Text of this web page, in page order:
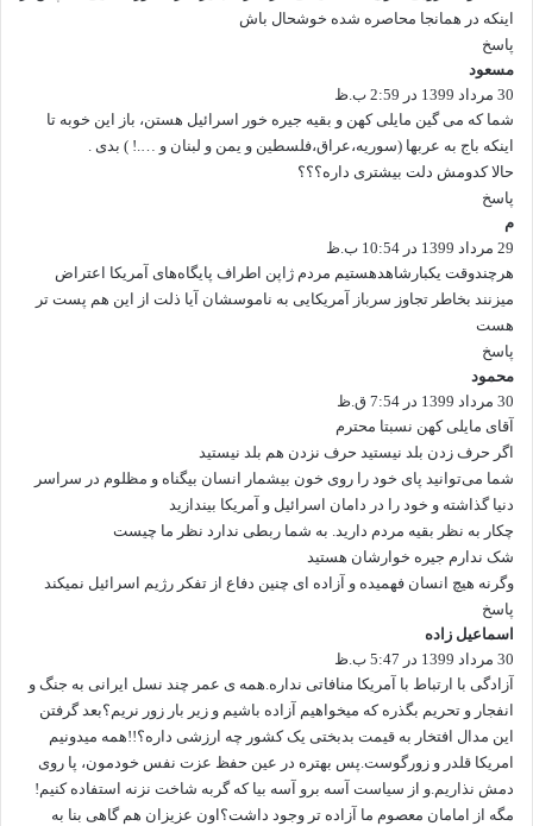
اینکه در همانجا محاصره شده خوشحال باش
پاسخ
مسعود
ف
ت
:
30 مرداد 1399 در 2:59 ب.ظ
شما که می گین مایلی کهن و بقیه جیره خور اسرائیل هستن، باز این خوبه تا
اینکه باج به عربها (سوریه،عراق،فلسطین و یمن و لبنان و ….! ) بدی .
حالا کدومش دلت بیشتری داره؟؟؟
پاسخ
م
ف
ت
:
29 مرداد 1399 در 10:54 ب.ظ
هرچندوقت یکبارشاهدهستیم مردم ژاپن اطراف پایگاه‌های آمریکا اعتراض
میزنند بخاطر تجاوز سرباز آمریکایی به ناموسشان آیا ذلت از این هم پست تر
هست
پاسخ
محمود
ف
ت
:
30 مرداد 1399 در 7:54 ق.ظ
آقای مایلی کهن نسبتا محترم
اگر حرف زدن بلد نیستید حرف نزدن هم بلد نیستید
شما می‌توانید پای خود را روی خون بیشمار انسان بیگناه و مظلوم در سراسر
دنیا گذاشته و خود را در دامان اسرائیل و آمریکا بیندازید
چکار به نظر بقیه مردم دارید. به شما ربطی ندارد نظر ما چیست
شک ندارم جیره خوارشان هستید
وگرنه هیچ انسان فهمیده و آزاده ای چنین دفاع از تفکر رژیم اسرائیل نمیکند
پاسخ
اسماعیل زاده
ف
ت
30 مرداد 1399 در 5:47 ب.ظ
آزادگی با ارتباط با آمریکا منافاتی نداره.همه ی عمر چند نسل ایرانی به جنگ و
انفجار و تحریم بگذره که میخواهیم آزاده باشیم و زیر بار زور نریم؟بعد گرفتن
این مدال افتخار به قیمت بدبختی یک کشور چه ارزشی داره؟!!همه میدونیم
امریکا قلدر و زورگوست.پس بهتره در عین حفظ عزت نفس خودمون، پا روی
دمش نذاریم.و از سیاست آسه برو آسه بیا که گربه شاخت نزنه استفاده کنیم!
مگه از امامان معصوم ما آزاده تر وجود داشت؟اون عزیزان هم گاهی بنا به